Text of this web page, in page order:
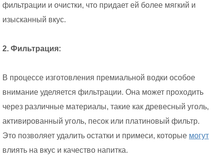
фильтрации и очистки, что придает ей более мягкий и
изысканный вкус.
2. Фильтрация:
В процессе изготовления премиальной водки особое
внимание уделяется фильтрации. Она может проходить
через различные материалы, такие как древесный уголь,
активированный уголь, песок или платиновый фильтр.
Это позволяет удалить остатки и примеси, которые могут
влиять на вкус и качество напитка.